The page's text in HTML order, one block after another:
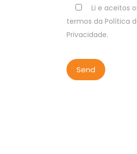
Li e aceitos
termos da Política
Privacidade.